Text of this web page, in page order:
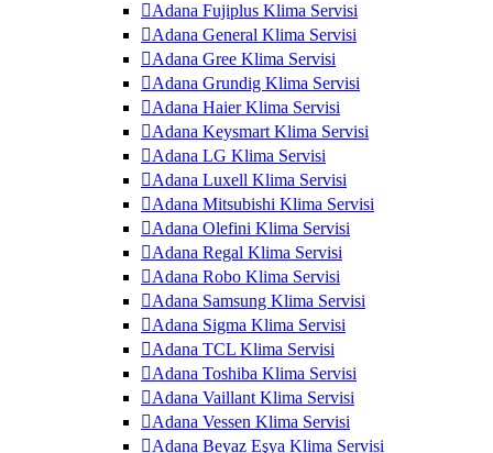
Adana Fujiplus Klima Servisi
Adana General Klima Servisi
Adana Gree Klima Servisi
Adana Grundig Klima Servisi
Adana Haier Klima Servisi
Adana Keysmart Klima Servisi
Adana LG Klima Servisi
Adana Luxell Klima Servisi
Adana Mitsubishi Klima Servisi
Adana Olefini Klima Servisi
Adana Regal Klima Servisi
Adana Robo Klima Servisi
Adana Samsung Klima Servisi
Adana Sigma Klima Servisi
Adana TCL Klima Servisi
Adana Toshiba Klima Servisi
Adana Vaillant Klima Servisi
Adana Vessen Klima Servisi
Adana Beyaz Eşya Klima Servisi